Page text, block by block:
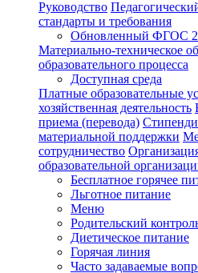
Руководство
стандарты и требования
Обновленный ФГОС
Материально-техническое
образовательного процесса
Доступная среда
Платные образовательные
хозяйственная деятельность
приема (перевода)
материальной поддержки
сотрудничество
образовательной
Бесплатное горячее
Льготное питание
Меню
Родительский
Диетическое питание
Горячая линия
Часто задаваемые